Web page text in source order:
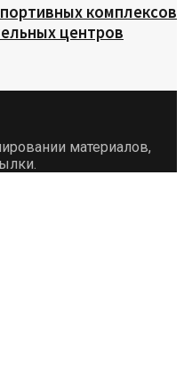
комплексов
центров
материалов,